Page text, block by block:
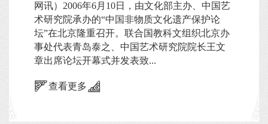
网讯）2006年6月10日，由文化部主办、中国艺
术研究院承办的“中国非物质文化遗产保护论
坛”在北京隆重召开。联合国教科文组织北京办
事处代表青岛泰之、中国艺术研究院院长王文
章出席论坛开幕式并发表致...
查看更多